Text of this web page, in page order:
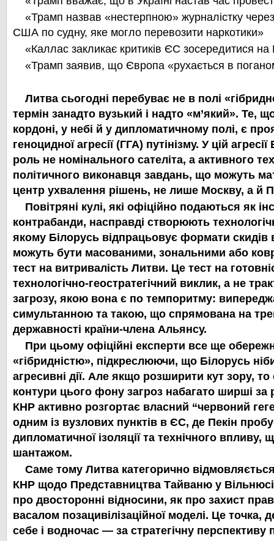
«Трамп назвав «нестерпною» журналістку
США по судну, яке могло перевозити наркотики»
«Каллас закликає критиків ЄС зосередитися на
«Трамп заявив, що Європа «рухається в
Литва сьогодні перебуває не в полі
термін занадто вузький і надто «м’який». Те,
кордоні, у небі й у дипломатичному полі, є
геноцидної агресії (ГГА) путінізму. У цій
роль не номінального сателіта, а активного
політичного виконавця завдань, що можуть
центр ухвалення рішень, не лише Москву, а й
Повітряні кулі, які офіційно подаються як
контрабанди, насправді створюють
якому Білорусь відпрацьовує формати скидів
можуть бути масованими, зональними або
тест на витривалість Литви. Це тест на
технологічно-геостратегічний виклик, а не
загрозу, якою вона є по темпоритму:
симультанною та такою, що спрямована на
державності країни-члена Альянсу.
При цьому офіційні експерти все ще
«гібридністю», підкреслюючи, що Білорусь
агресивні дії. Але якщо розширити кут зору,
контури цього фону загроз набагато ширші за
КНР активно розгортає власний “червоний
одним із вузлових пунктів в ЄС, де Пекін
дипломатичної ізоляції та технічного впливу,
шантажом.
Саме тому Литва категорично
КНР щодо Представництва Тайваню у Вільнюсі.
про двосторонні відносини, як про захист
васалом позацивілізаційної моделі. Це точка,
себе і водночас — за стратегічну перспективу